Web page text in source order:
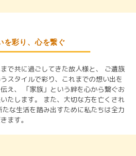
を彩り、心を繋ぐ
で共に過ごしてきた故人様と、
ご遺族
スタイルで彩り、これまでの想い出を
え、
「家族」という絆を心から繋ぐお
たします。
また、大切な方を亡くされ
たな生活を踏み出すために私たちは全力
ます。